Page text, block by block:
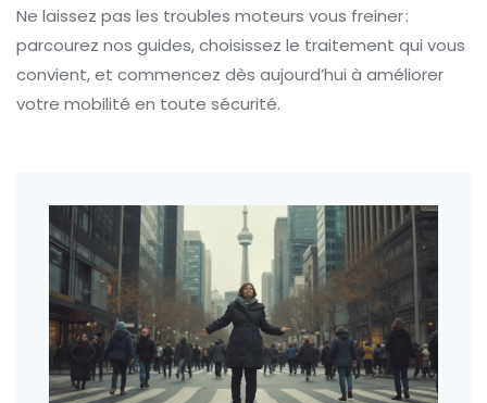
Ne laissez pas les troubles moteurs vous freiner :
parcourez nos guides, choisissez le traitement qui vous
convient, et commencez dès aujourd’hui à améliorer
votre mobilité en toute sécurité.